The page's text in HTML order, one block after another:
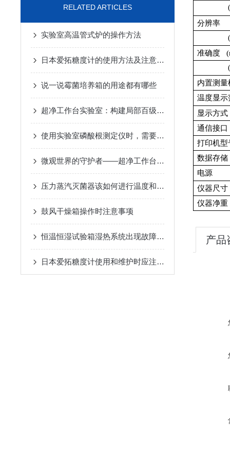
RELATED ARTICLES
实验室高温管式炉的操作方法
日本爱拓糖度计的使用方法及注意事项
说一说霉菌培养箱的用途都有哪些
超净工作台实验室：构建局部百级无菌操作环境的专业实验空间
使用实验室磷酸根测定仪时，需要注意哪些环境因素？
微观世界的守护者——超净工作台在现代实验室的革新应用
压力蒸汽灭菌器该如何进行温度和压力校准？
鼓风干燥箱操作时注意事项
恒温恒湿试验箱湿热系统出现故障该怎么办呢？
日本爱拓糖度计使用和维护时应注意以下事项
(
分辨率
(
准确度
(
内置测量
温度显示
显示方式
通信接口
打印机型
数据存储
电源
仪器尺寸
仪器净重
产品